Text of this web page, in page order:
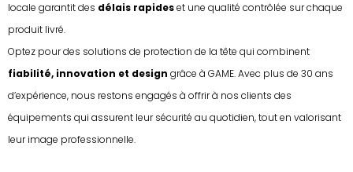
locale garantit des délais rapideset une qualité contrôlée sur chaque
produit livré.
Optez pour des solutions de protection de la tête qui combinent
fiabilité, innovation et design grâce à GAME. Avec plus de 30 ans
d’expérience, nous restons engagés à offrir à nos clients des
équipements qui assurent leur sécurité au quotidien, tout en valorisant
leur image professionnelle.